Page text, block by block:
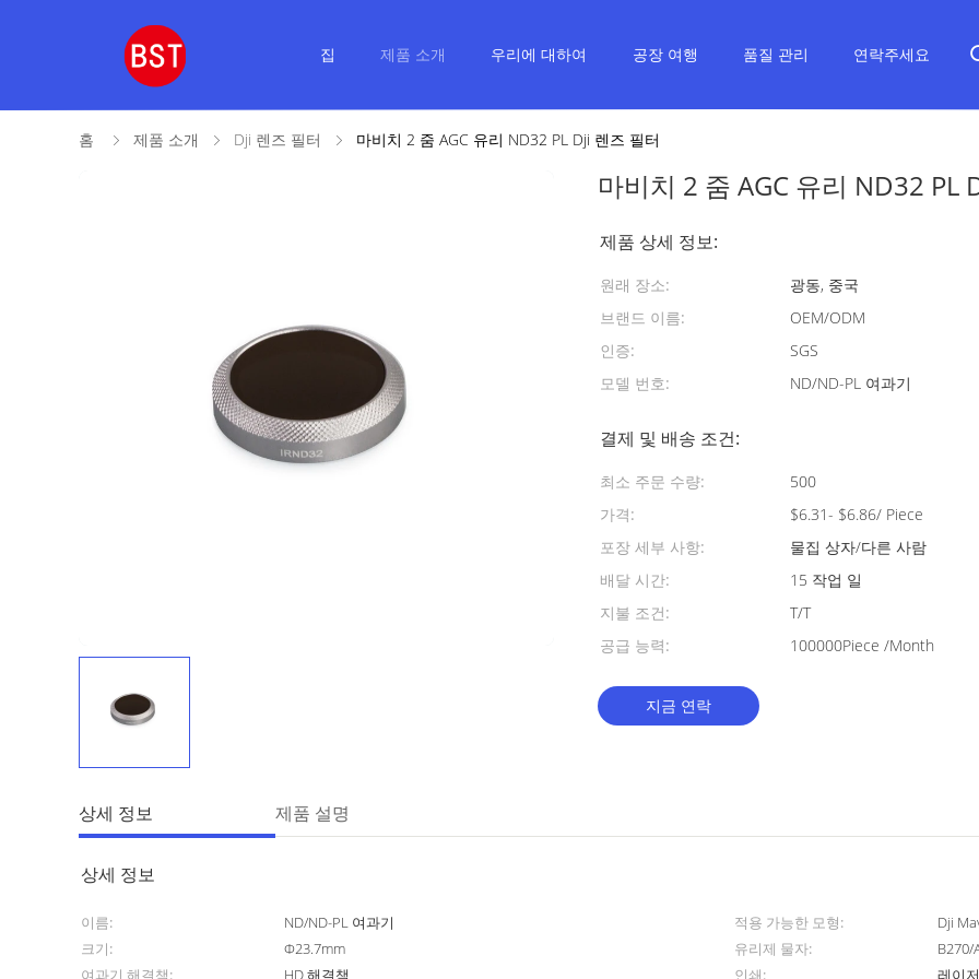
집 제품 소개 우리에 대하여 공장 여행 품질 관리 연락주세요
홈 제품 소개 Dji 렌즈 필터 마비치 2 줌 AGC 유리 ND32 PL Dji 렌즈 필터
마비치 2 줌 AGC 유리 ND32 PL
제품 상세 정보:
원래 장소:
광동, 중국
브랜드 이름:
OEM/ODM
인증:
SGS
모델 번호:
ND/ND-PL 여과기
결제 및 배송 조건:
최소 주문 수량:
500
가격:
$6.31- $6.86/ Piece
포장 세부 사항:
물집 상자/다른 사람
배달 시간:
15 작업 일
지불 조건:
T/T
공급 능력:
100000Piece /Month
지금 연락
상세 정보 제품 설명
상세 정보
이름: ND/ND-PL 여과기 적용 가능한 모형:
Dji
크기:
Φ23.7mm 유리제 물자:
B270/
여과기 해결책:
HD 해결책 인쇄:
레이